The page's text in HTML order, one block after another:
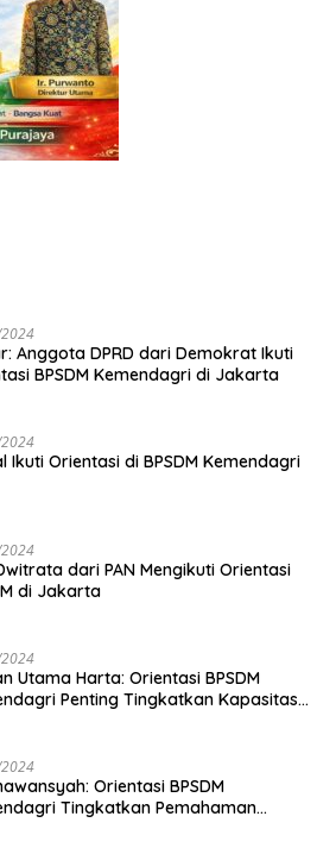
Anggota DPRD dari Demokrat Ikuti
BPSDM Kemendagri di Jakarta
Ikuti Orientasi di BPSDM Kemendagri
dari PAN Mengikuti Orientasi
di Jakarta
Utama Harta: Orientasi BPSDM
Penting Tingkatkan Kapasitas
Orientasi BPSDM
Tingkatkan Pemahaman